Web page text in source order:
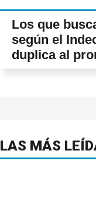
Los que
según el
duplica al
LAS MÁS